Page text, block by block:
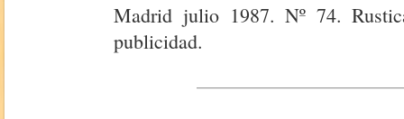
Madrid julio 1987. Nº 74.
publicidad.